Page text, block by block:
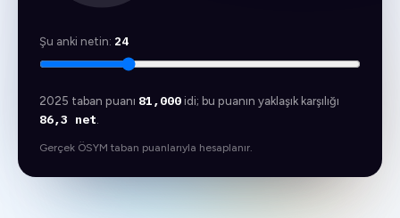
Şu anki netin: 24
2025 taban puanı 81,000 idi; bu puanın yaklaşık karşılığı
86,3 net.
Gerçek ÖSYM taban puanlarıyla hesaplanır.